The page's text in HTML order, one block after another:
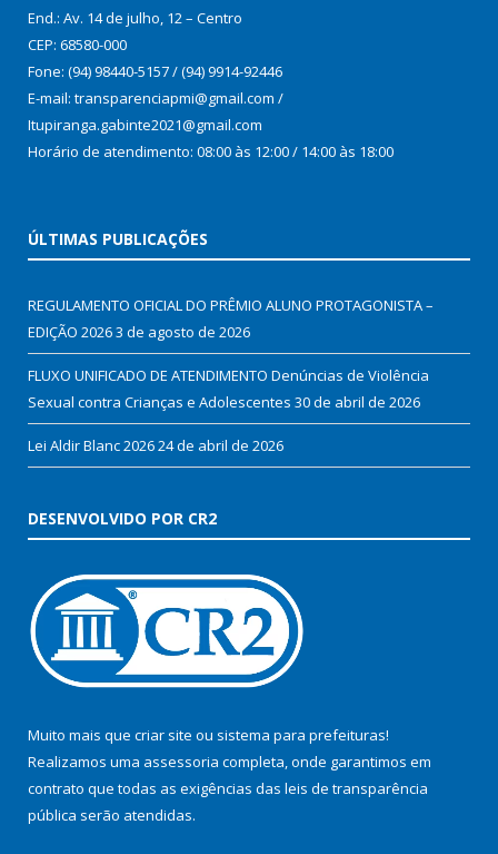
End.: Av. 14 de julho, 12 – Centro
CEP: 68580-000
Fone: (94) 98440-5157 / (94) 9914-92446
E-mail: transparenciapmi@gmail.com /
Itupiranga.gabinte2021@gmail.com
Horário de atendimento: 08:00 às 12:00 / 14:00 às 18:00
ÚLTIMAS PUBLICAÇÕES
REGULAMENTO OFICIAL DO PRÊMIO ALUNO PROTAGONISTA –
EDIÇÃO 20263 de agosto de 2026
FLUXO UNIFICADO DE ATENDIMENTO Denúncias de Violência
Sexual contra Crianças e Adolescentes 30 de abril de 2026
Lei Aldir Blanc 202624 de abril de 2026
DESENVOLVIDO POR CR2
Muito mais que criar site ou sistema para prefeituras!
Realizamos uma assessoria completa, onde garantimos em
contrato que todas as exigências das leis de transparência
pública serão atendidas.